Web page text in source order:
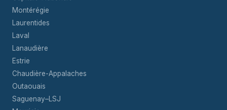
Montérégie
Laurentides
Laval
Lanaudière
Estrie
Chaudière-Appalaches
Outaouais
Saguenay–LSJ